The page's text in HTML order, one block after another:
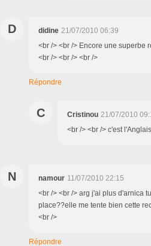
D didine 21/07/2010 06:39
<br /> <br /> Encore une superbe
<br /> <br /> <br />
Répondre
C Cristinou 21/07/2010
<br /> <br /> c'est
N namour 11/07/2010 22:15
<br /> <br /> arg j'ai plus d'arnica
place??elle me tente bien cette
<br />
Répondre